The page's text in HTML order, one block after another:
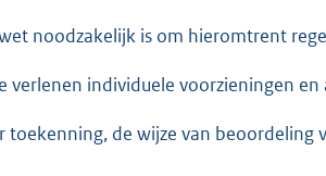
noodzakelijk is om hieromtrent
verlenen individuele voorzieningen
toekenning, de wijze van beoordeling